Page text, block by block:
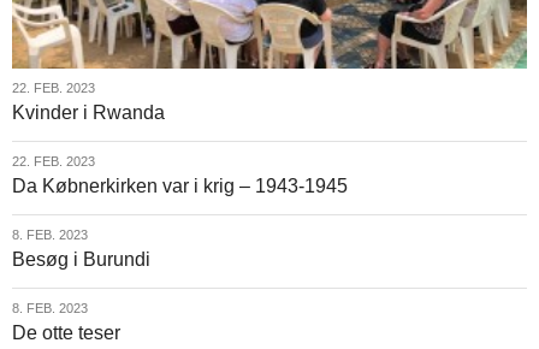
22.
feb.
2023
22. FEB. 2023
Kvinder i Rwanda
22.
feb.
2023
22. FEB. 2023
Da Købnerkirken var i krig – 1943-1945
8.
feb.
2023
8. FEB. 2023
Besøg i Burundi
8.
feb.
8. FEB. 2023
De otte teser